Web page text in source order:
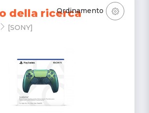
della ricerca
[SONY]
Ordinamento